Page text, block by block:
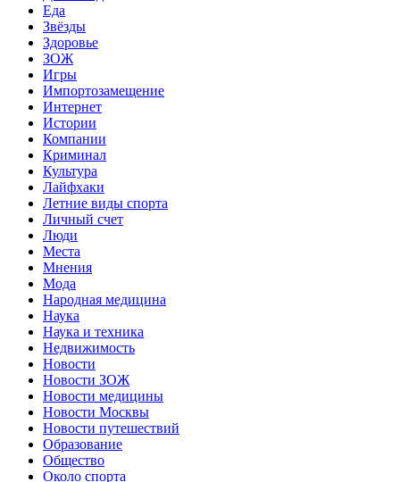
Еда
Звёзды
Здоровье
ЗОЖ
Игры
Импортозамещение
Интернет
Истории
Компании
Криминал
Культура
Лайфхаки
Летние виды спорта
Личный счет
Люди
Места
Мнения
Мода
Народная медицина
Наука
Наука и техника
Недвижимость
Новости
Новости ЗОЖ
Новости медицины
Новости Москвы
Новости путешествий
Образование
Общество
Около спорта